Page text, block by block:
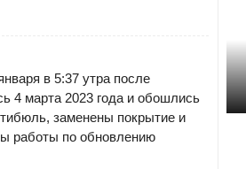
в 5:37 утра после
4 марта 2023 года и обошлись
заменены покрытие и
работы по обновлению